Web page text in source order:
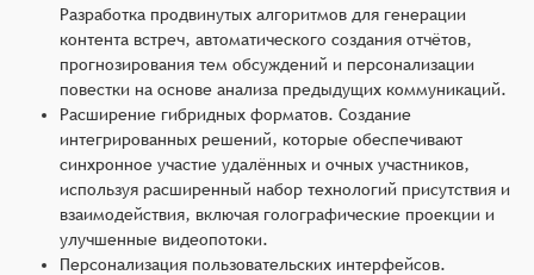
Разработка продвинутых алгоритмов для генерации
контента встреч, автоматического создания отчётов,
прогнозирования тем обсуждений и персонализации
повестки на основе анализа предыдущих коммуникаций.
Расширение гибридных форматов. Создание
интегрированных решений, которые обеспечивают
синхронное участие удалённых и очных участников,
используя расширенный набор технологий присутствия и
взаимодействия, включая голографические проекции и
улучшенные видеопотоки.
Персонализация пользовательских интерфейсов.